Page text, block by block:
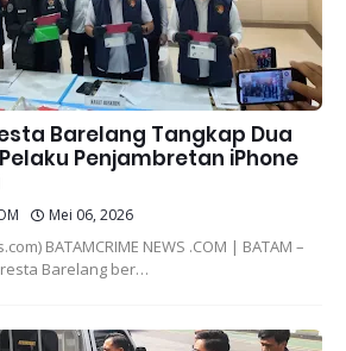
Barelang Tangkap Dua
Penjambretan iPhone
Mei 06, 2026
BATAMCRIME NEWS .COM | BATAM –
Barelang ber…